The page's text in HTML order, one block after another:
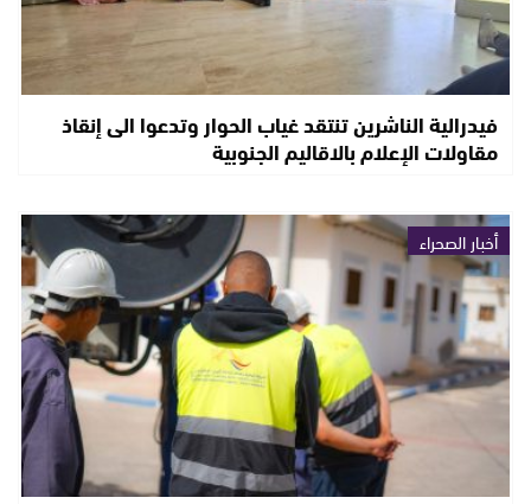
فيدرالية الناشرين تنتقد غياب الحوار وتدعوا الى إنقاذ
مقاولات الإعلام بالاقاليم الجنوبية
أخبار الصحراء